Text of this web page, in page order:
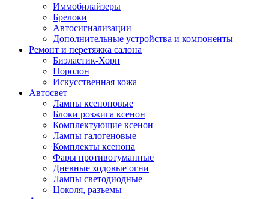
Иммобилайзеры
Брелоки
Автосигнализации
Дополнительные устройства и компоненты
Ремонт и перетяжка салона
Биэластик-Хорн
Поролон
Искусственная кожа
Автосвет
Лампы ксеноновые
Блоки розжига ксенон
Комплектующие ксенон
Лампы галогеновые
Комплекты ксенона
Фары противотуманные
Дневные ходовые огни
Лампы светодиодные
Цоколя, разъемы